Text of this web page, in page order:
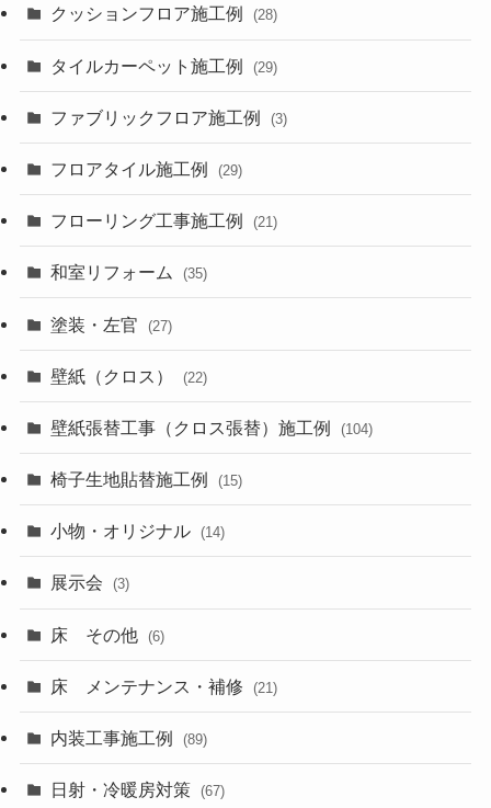
クッションフロア施工例 (28)
タイルカーペット施工例 (29)
ファブリックフロア施工例 (3)
フロアタイル施工例 (29)
フローリング工事施工例 (21)
和室リフォーム (35)
塗装・左官 (27)
壁紙（クロス） (22)
壁紙張替工事（クロス張替）施工例 (104)
椅子生地貼替施工例 (15)
小物・オリジナル (14)
展示会 (3)
床 その他 (6)
床 メンテナンス・補修 (21)
内装工事施工例 (89)
日射・冷暖房対策 (67)